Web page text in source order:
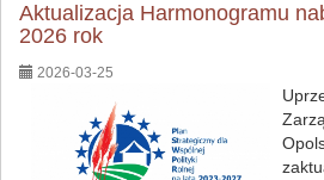
Aktualizacja Harmonogramu
2026 rok
2026-03-25